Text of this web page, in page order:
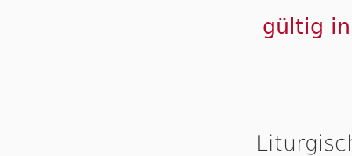
gültig